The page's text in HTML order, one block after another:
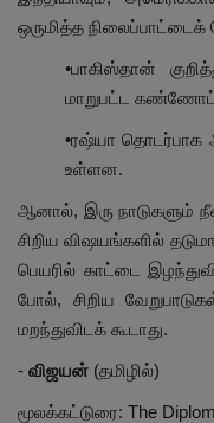
ஒருமித்த நிலைப்பாட்டைக்
•பாகிஸ்தான்
மாறுபட்ட
•ரஷ்யா தொடர்பாக
உள்ளன.
ஆனால், இரு நாடுகளும்
சிறிய விஷயங்களில்
பெயரில் காட்டை
போல், சிறிய
மறந்துவிடக் கூடாது.
- விஜயன் (தமிழில்)
மூலக்கட்டுரை: The